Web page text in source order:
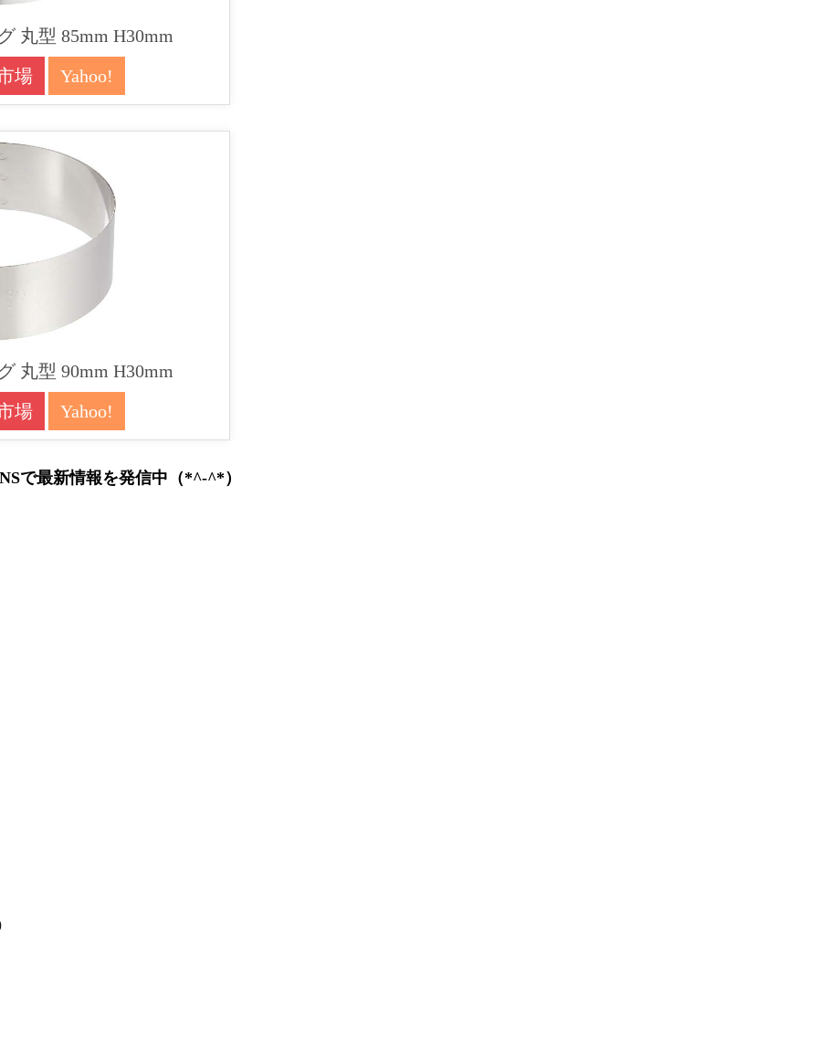
丸型 85mm H30mm
場 Yahoo!
丸型 90mm H30mm
場 Yahoo!
で最新情報を発信中（*^-^*）